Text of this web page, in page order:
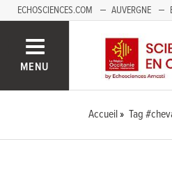
ECHOSCIENCES.COM AUVERGNE
MENU
Accueil Tag